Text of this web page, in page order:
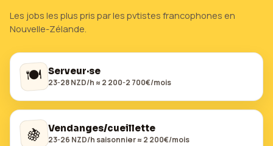
Les jobs les plus pris par les pvtistes francophones en
Nouvelle-Zélande.
🍽️ Serveur·se
23-28 NZD/h ≈ 2 200-2 700€/mois
🍇 Vendanges/cueillette
23-26 NZD/h saisonnier ≈ 2 200€/mois